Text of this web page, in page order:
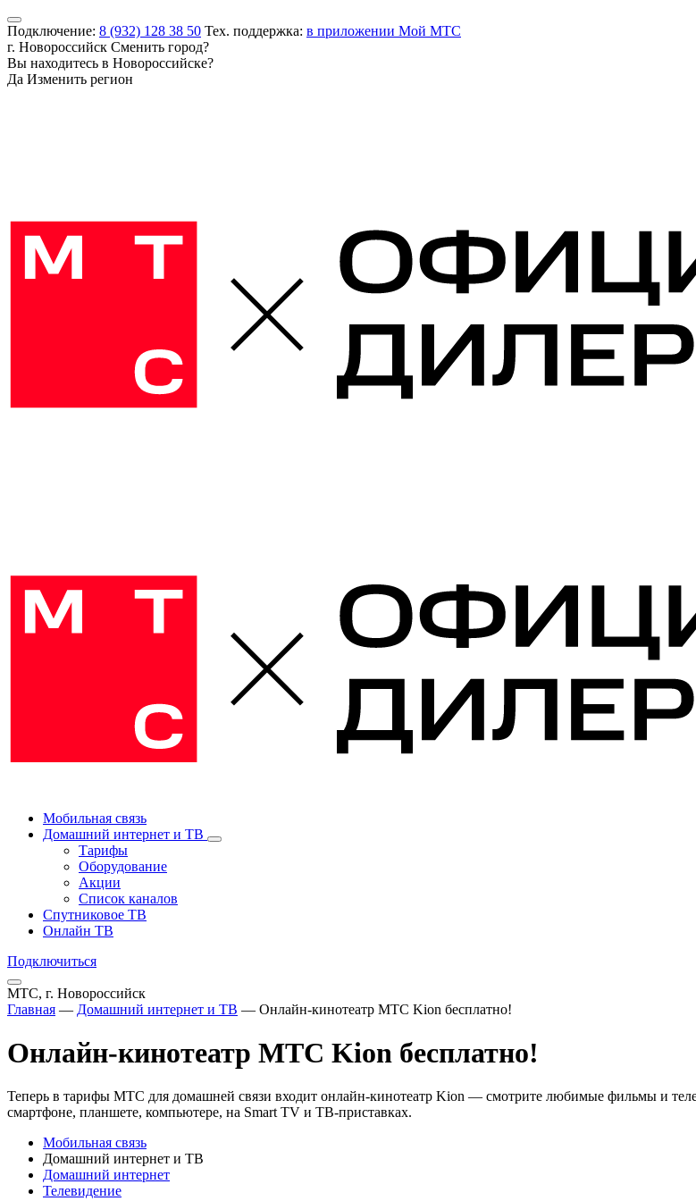
Подключение: 8 (932) 128 38 50 Тех. поддержка: в приложении Мой МТС
г. Новороссийск Сменить город?
Вы находитесь в Новороссийске?
Да Изменить регион
Мобильная связь
Домашний интернет и ТВ
Тарифы
Оборудование
Акции
Список каналов
Спутниковое ТВ
Онлайн ТВ
Подключиться
МТС, г. Новороссийск
Главная — Домашний интернет и ТВ — Онлайн-кинотеатр МТС Kion бесплатно!
Онлайн-кинотеатр МТС Kion бесплатно!
Теперь в тарифы МТС для домашней связи входит онлайн-кинотеатр Kion — смотрите любимые фильмы и
смартфоне, планшете, компьютере, на Smart TV и ТВ-приставках.
Мобильная связь
Домашний интернет и ТВ
Домашний интернет
Телевидение